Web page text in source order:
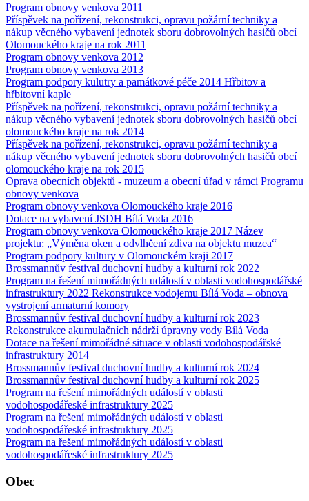
Program obnovy venkova 2011
Příspěvek na pořízení, rekonstrukci, opravu požární techniky a
nákup věcného vybavení jednotek sboru dobrovolných hasičů obcí
Olomouckého kraje na rok 2011
Program obnovy venkova 2012
Program obnovy venkova 2013
Program podpory kulutry a památkové péče 2014 Hřbitov a
hřbitovní kaple
Příspěvek na pořízení, rekonstrukci, opravu požární techniky a
nákup věcného vybavení jednotek sboru dobrovolných hasičů obcí
olomouckého kraje na rok 2014
Příspěvek na pořízení, rekonstrukci, opravu požární techniky a
nákup věcného vybavení jednotek sboru dobrovolných hasičů obcí
olomouckého kraje na rok 2015
Oprava obecních objektů - muzeum a obecní úřad v rámci Programu
obnovy venkova
Program obnovy venkova Olomouckého kraje 2016
Dotace na vybavení JSDH Bílá Voda 2016
Program obnovy venkova Olomouckého kraje 2017 Název
projektu: „Výměna oken a odvlhčení zdiva na objektu muzea“
Program podpory kultury v Olomouckém kraji 2017
Brossmannův festival duchovní hudby a kulturní rok 2022
Program na řešení mimořádných událostí v oblasti vodohospodářské
infrastruktury 2022 Rekonstrukce vodojemu Bílá Voda – obnova
vystrojení armaturní komory
Brossmannův festival duchovní hudby a kulturní rok 2023
Rekonstrukce akumulačních nádrží úpravny vody Bílá Voda
Dotace na řešení mimořádné situace v oblasti vodohospodářské
infrastruktury 2014
Brossmannův festival duchovní hudby a kulturní rok 2024
Brossmannův festival duchovní hudby a kulturní rok 2025
Program na řešení mimořádných událostí v oblasti
vodohospodářeské infrastruktury 2025
Program na řešení mimořádných událostí v oblasti
vodohospodářeské infrastruktury 2025
Program na řešení mimořádných událostí v oblasti
vodohospodářeské infrastruktury 2025
Obec